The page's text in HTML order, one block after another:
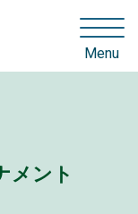
Menu
メント